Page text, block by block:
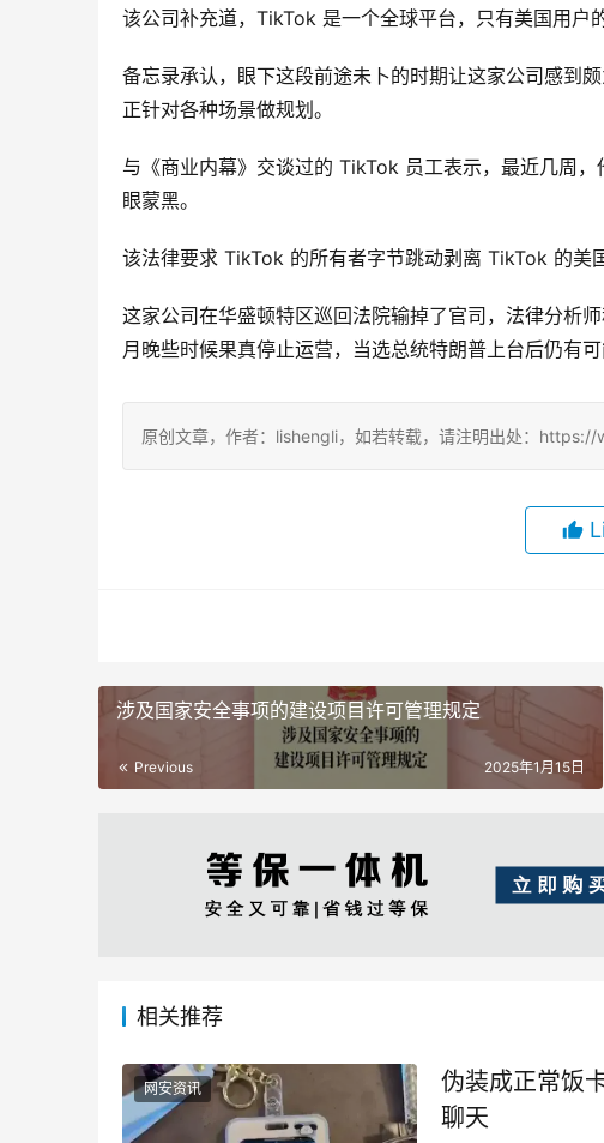
该公司补充道，TikTok 是一个全球平台，只有美国用户
备忘录承认，眼下这段前途未卜的时期让这家公司感到
正针对各种场景做规划。
与《商业内幕》交谈过的 TikTok 员工表示，最近几周
眼蒙黑。
该法律要求 TikTok 的所有者字节跳动剥离 TikTok 的美
这家公司在华盛顿特区巡回法院输掉了官司，法律分析
月晚些时候果真停止运营，当选总统特朗普上台后仍有
原创文章，作者：lishengli，如若转载，请注明出处：
涉及国家安全事项的建设项目许可管理规定
Previous 2025年1月15日
相关推荐
网安资讯
伪装成正常饭
聊天